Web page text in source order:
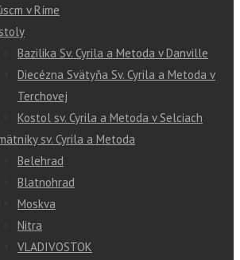
v Ríme
Bazilika Sv. Cyrila a Metoda v Danville
Diecézna Svätyňa Sv. Cyrila a Metoda v
Terchovej
Kostol sv. Cyrila a Metoda v Selciach
sv. Cyrila a Metoda
Belehrad
Blatnohrad
Moskva
Nitra
VLADIVOSTOK